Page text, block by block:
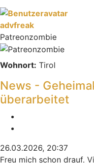
advfreak
Patreonzombie
Wohnort: Tirol
News -
überarbeitet
26.03.2026, 20:37
Freu mich schon drauf.